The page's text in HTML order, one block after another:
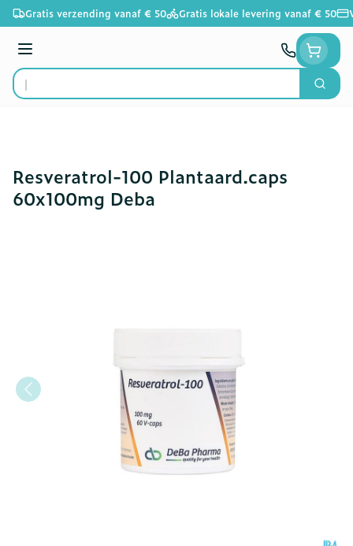
Ga naar de inhoud
Gratis verzending vanaf € 50 Gratis lokale levering vanaf € 50
Menu
Product, merk, categorie...
Zoek
Resveratrol-100 Plantaard.caps
60x100mg Deba